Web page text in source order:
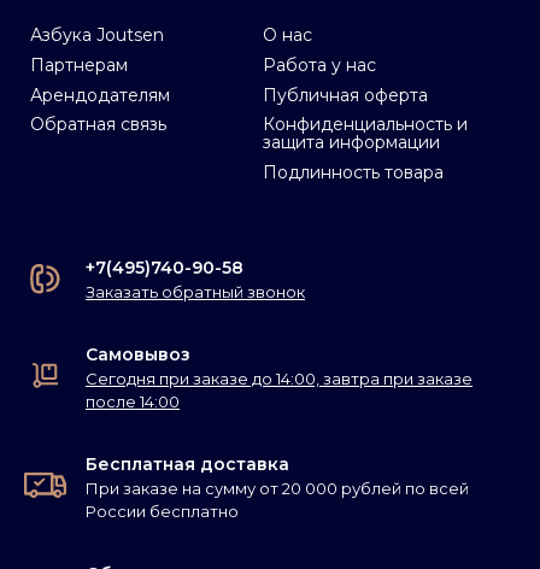
Азбука Joutsen
Партнерам
Арендодателям
Обратная связь
О нас
Работа у нас
Публичная оферта
Конфиденциальность и
защита информации
Подлинность товара
+7(495)740-90-58
Заказать обратный звонок
Самовывоз
Сегодня при заказе до 14:00, завтра при заказе
после 14:00
Бесплатная доставка
При заказе на сумму от 20 000 рублей по всей
России бесплатно